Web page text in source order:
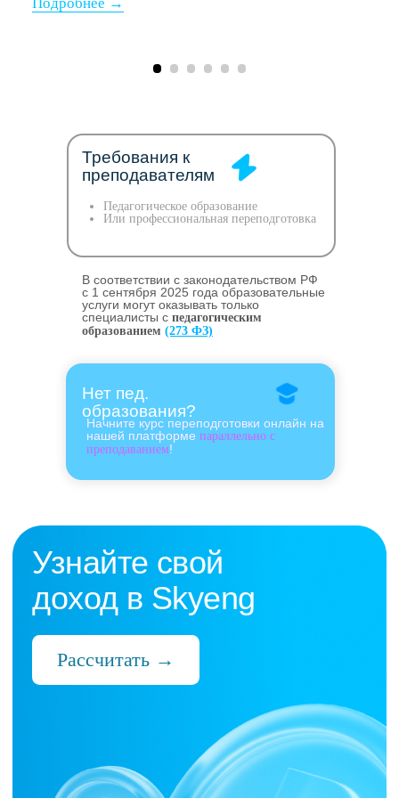
Педагогическое образование
Или профессиональная переподготовка
В соответствии с законодательством РФ
c 1 сентября 2025 года образовательные
услуги могут оказывать только
специалисты с педагогическим
образованием (273 ФЗ)
Начните курс переподготовки онлайн на
нашей платформе параллельно с
преподаванием!
Требования к
преподавателям
Нет пед.
образования?
Нас выбрали 10 000+
которые ценят:
Время
Готовые планы и материалы, онлайн-
платформа с автопроверкой заданий,
поддержка 24/7 и никакой бюрократии
Деньги
без штрафов и переработок, скрытых
условий и неприятных сюрпризов
Уважение к преподавателю и его